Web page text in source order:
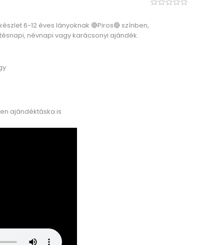
6-12 éves lányoknak 🔴Piros🔴 színben,
névnapi vagy karácsonyi ajándék.
ajándéktáska is